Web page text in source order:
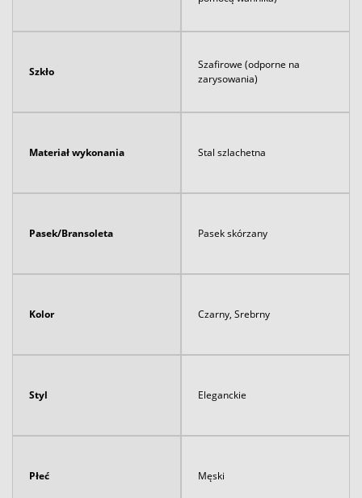
Szkło
Szafirowe (odporne na
zarysowania)
Materiał wykonania Stal szlachetna
Pasek/Bransoleta Pasek skórzany
Kolor Czarny, Srebrny
Styl Eleganckie
Płeć Męski